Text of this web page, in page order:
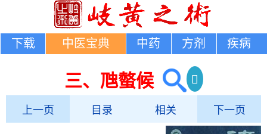
下载 中医宝典 中药 方剂 疾病
三、虺螫候
上一页 目录 相关 下一页